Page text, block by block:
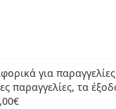
για
παραγγελίες, τα